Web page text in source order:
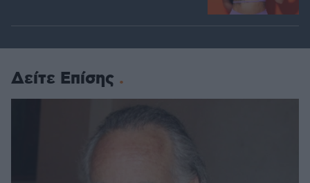
Δείτε Επίσης